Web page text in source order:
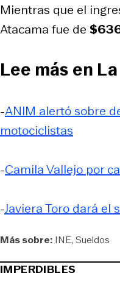
Mientras que el
Atacama fue de
Lee más en
-ANIM alertó sobre
motociclistas
-Camila Vallejo por
-Javiera Toro dará el
Más sobre: INE Sueldos
IMPERDIBLES